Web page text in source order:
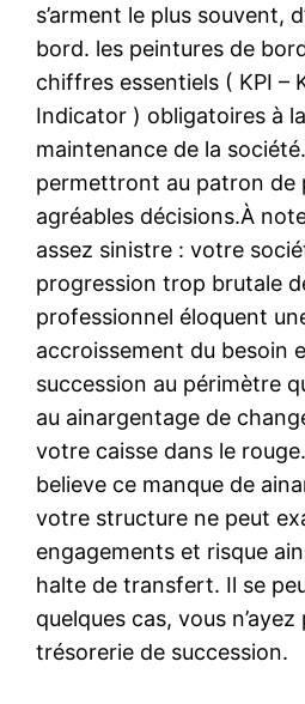
s’arment le plus souvent,
bord. les peintures de
chiffres essentiels ( KPI –
Indicator ) obligatoires à
maintenance de la
permettront au patron de
agréables décisions.À
assez sinistre : votre
progression trop brutale
professionnel éloquent
accroissement du besoin
succession au périmètre
au ainargentage de
votre caisse dans le
believe ce manque de
votre structure ne peut
engagements et risque
halte de transfert. Il se
quelques cas, vous
trésorerie de succession.